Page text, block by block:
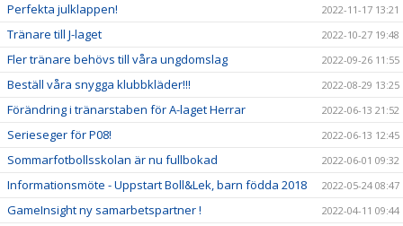
Perfekta julklappen! 2022-11-17 13:21
Tränare till J-laget 2022-10-27 19:48
Fler tränare behövs till våra ungdomslag 2022-09-26 11:55
Beställ våra snygga klubbkläder!!! 2022-08-29 13:25
Förändring i tränarstaben för A-laget Herrar 2022-06-13 21:52
Serieseger för P08! 2022-06-13 12:45
Sommarfotbollsskolan är nu fullbokad 2022-06-01 09:32
Informationsmöte - Uppstart Boll&Lek, barn födda 2018 2022-05-24 08:47
GameInsight ny samarbetspartner ! 2022-04-11 09:44